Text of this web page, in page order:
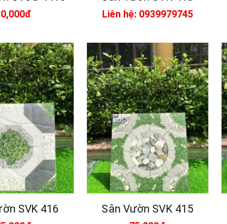
Liên hệ: 0939979745
SVK 416 Sân Vườn SVK 415
320,000đ
Xsmart 15054
320,000đ